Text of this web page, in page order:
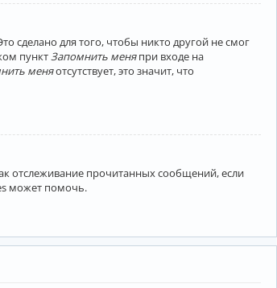
сделано для того, чтобы никто другой не смог
пункт Запомнить меняпри входе на
меняотсутствует, это значит, что
отслеживание прочитанных сообщений, если
может помочь.